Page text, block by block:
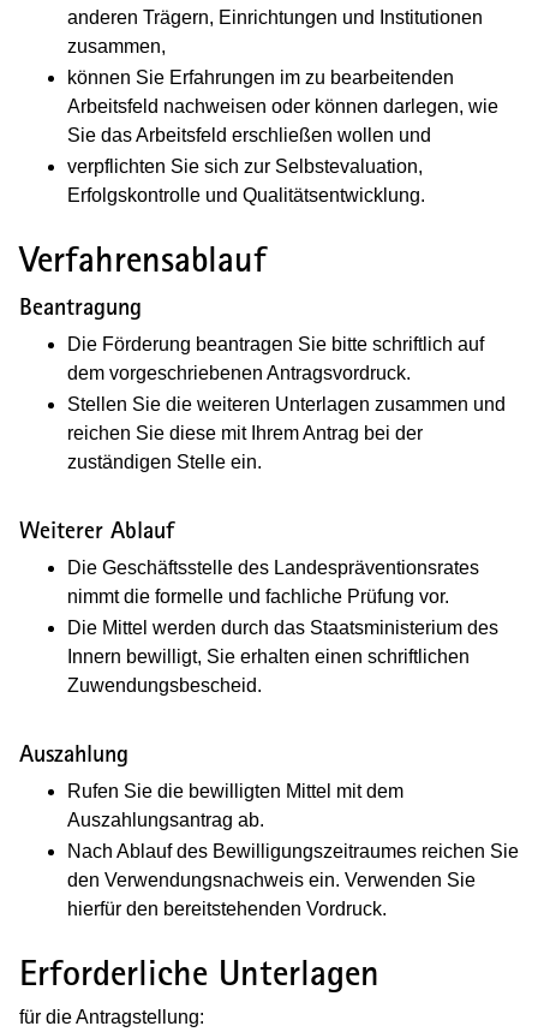
anderen Trägern, Einrichtungen und Institutionen
zusammen,
können Sie Erfahrungen im zu bearbeitenden
Arbeitsfeld nachweisen oder können darlegen, wie
Sie das Arbeitsfeld erschließen wollen und
verpflichten Sie sich zur Selbstevaluation,
Erfolgskontrolle und Qualitätsentwicklung.
Verfahrensablauf
Beantragung
Die Förderung beantragen Sie bitte schriftlich auf
dem vorgeschriebenen Antragsvordruck.
Stellen Sie die weiteren Unterlagen zusammen und
reichen Sie diese mit Ihrem Antrag bei der
zuständigen Stelle ein.
Weiterer Ablauf
Die Geschäftsstelle des Landespräventionsrates
nimmt die formelle und fachliche Prüfung vor.
Die Mittel werden durch das Staatsministerium des
Innern bewilligt, Sie erhalten einen schriftlichen
Zuwendungsbescheid.
Auszahlung
Rufen Sie die bewilligten Mittel mit dem
Auszahlungsantrag ab.
Nach Ablauf des Bewilligungszeitraumes reichen Sie
den Verwendungsnachweis ein. Verwenden Sie
hierfür den bereitstehenden Vordruck.
Erforderliche Unterlagen
für die Antragstellung: